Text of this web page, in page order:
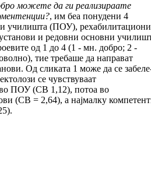
можете да ги реализираате
, им беа понудени 4
училишта (ПОУ), рехаби­ли­та­циони
и редовни основни
од 1 до 4 (1 - мн. добро; 2 -
тие требаше да направат
Од сликата 1 може да се
се чувствуваат
во ПОУ (СВ 1,12), потоа во
(СВ = 2,64), а најмалку